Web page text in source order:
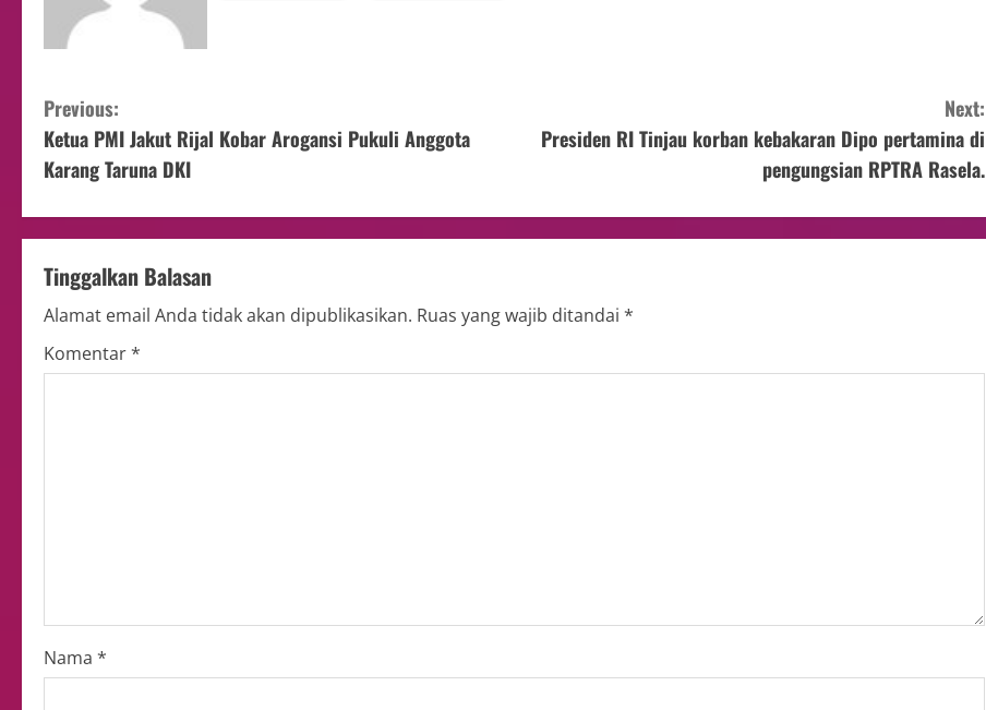
Previous:
Ketua PMI Jakut Rijal Kobar Arogansi Pukuli Anggota
Karang Taruna DKI
Next:
Presiden RI Tinjau korban kebakaran Dipo pertamina di
pengungsian RPTRA Rasela.
Tinggalkan Balasan
Alamat email Anda tidak akan dipublikasikan. Ruas yang wajib ditandai *
Komentar*
Nama *